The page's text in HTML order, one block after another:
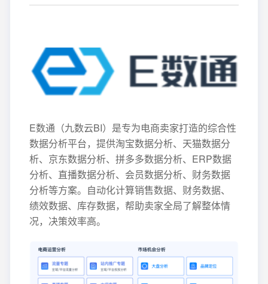
E数通（九数云BI）是专为电商卖家打造的综合性
数据分析平台，提供淘宝数据分析、天猫数据分
析、京东数据分析、拼多多数据分析、ERP数据
分析、直播数据分析、会员数据分析、财务数据
分析等方案。自动化计算销售数据、财务数据、
绩效数据、库存数据，帮助卖家全局了解整体情
况，决策效率高。